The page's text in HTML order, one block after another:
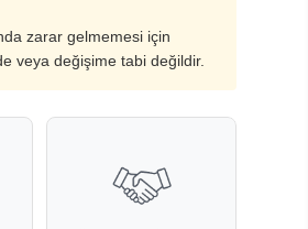
zarar gelmemesi için
veya değişime tabi değildir.